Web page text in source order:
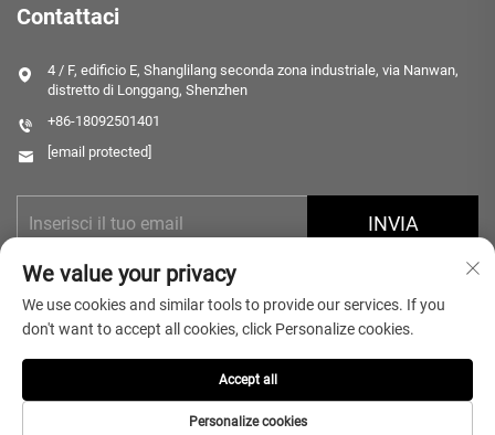
Contattaci
4 / F, edificio E, Shanglilang seconda zona industriale, via Nanwan,
distretto di Longgang, Shenzhen
+86-18092501401
[email protected]
INVIA
Copyright © 2025 Shenzhen Microlong Technology Co., Ltd. Tutti i diritti
riservati. Informativa sulla Privacy
We value your privacy
We use cookies and similar tools to provide our services. If you
don't want to accept all cookies, click Personalize cookies.
Personalize cookies
Accept all